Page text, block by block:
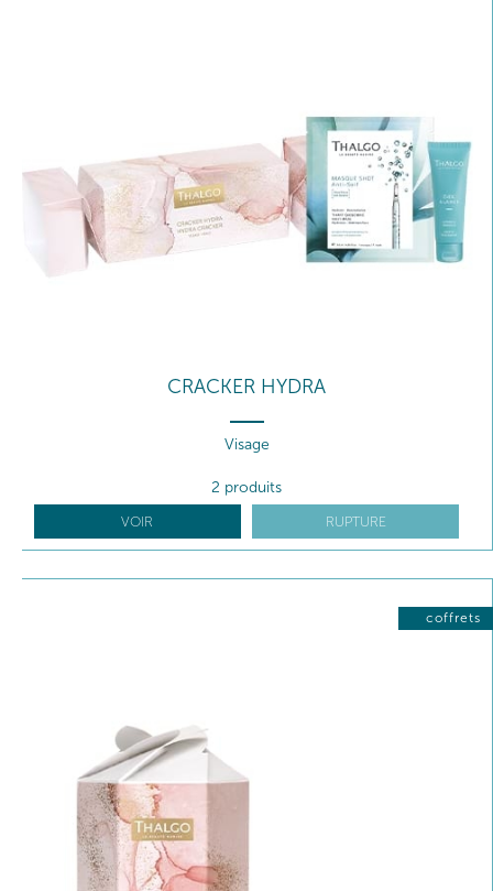
CRACKER HYDRA
Visage
2 produits
VOIR RUPTURE
coffrets